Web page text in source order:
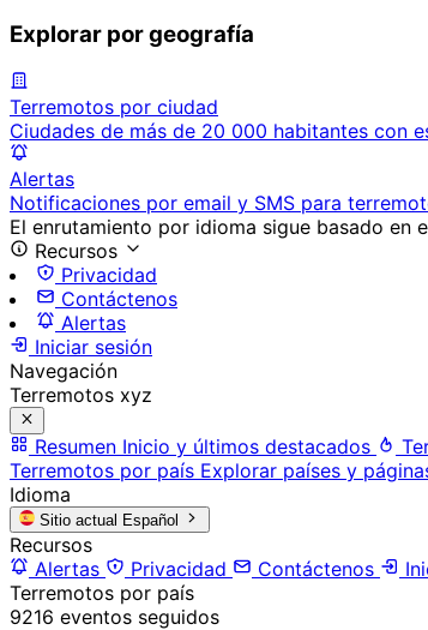
Explorar por geografía
Terremotos por ciudad
Ciudades de más de 20 000 habitantes con
Alertas
Notificaciones por email y SMS para
El enrutamiento por idioma sigue basado en
Recursos
Privacidad
Contáctenos
Alertas
Iniciar sesión
Navegación
Terremotos xyz
Resumen Inicio y últimos destacados
Terremotos por país Explorar países y
Idioma
Sitio actual Español
Recursos
Alertas
Privacidad Contáctenos
Terremotos por país
9216 eventos seguidos